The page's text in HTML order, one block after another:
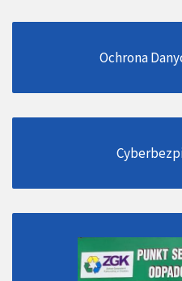
Ochrona